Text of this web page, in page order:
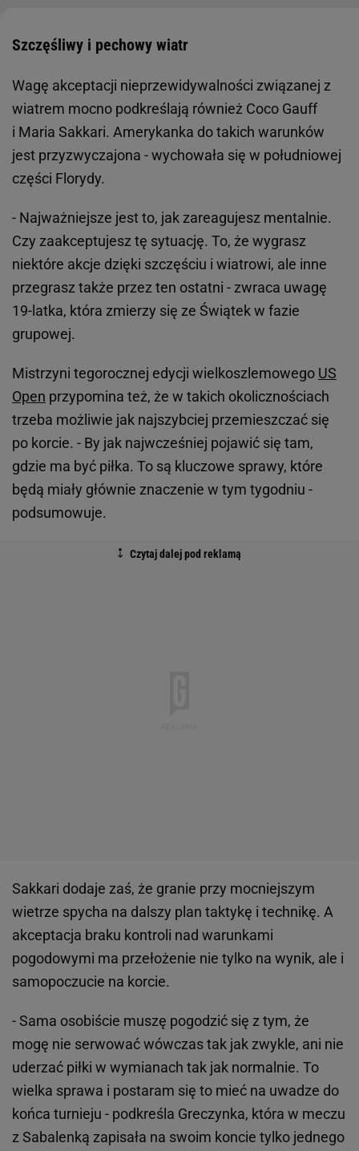
Szczęśliwy i pechowy wiatr
Wagę akceptacji nieprzewidywalności związanej z
wiatrem mocno podkreślają również Coco Gauff
i Maria Sakkari. Amerykanka do takich warunków
jest przyzwyczajona - wychowała się w południowej
części Florydy.
- Najważniejsze jest to, jak zareagujesz mentalnie.
Czy zaakceptujesz tę sytuację. To, że wygrasz
niektóre akcje dzięki szczęściu i wiatrowi, ale inne
przegrasz także przez ten ostatni - zwraca uwagę
19-latka, która zmierzy się ze Świątek w fazie
grupowej.
Mistrzyni tegorocznej edycji wielkoszlemowego US
Open przypomina też, że w takich okolicznościach
trzeba możliwie jak najszybciej przemieszczać się
po korcie. - By jak najwcześniej pojawić się tam,
gdzie ma być piłka. To są kluczowe sprawy, które
będą miały głównie znaczenie w tym tygodniu -
podsumowuje.
Sakkari dodaje zaś, że granie przy mocniejszym
wietrze spycha na dalszy plan taktykę i technikę. A
akceptacja braku kontroli nad warunkami
pogodowymi ma przełożenie nie tylko na wynik, ale i
samopoczucie na korcie.
- Sama osobiście muszę pogodzić się z tym, że
mogę nie serwować wówczas tak jak zwykle, ani nie
uderzać piłki w wymianach tak jak normalnie. To
wielka sprawa i postaram się to mieć na uwadze do
końca turnieju - podkreśla Greczynka, która w meczu
z Sabalenką zapisała na swoim koncie tylko jednego